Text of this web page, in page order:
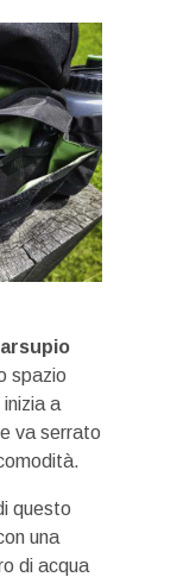
spazio
a
va serrato
questo
una
di acqua